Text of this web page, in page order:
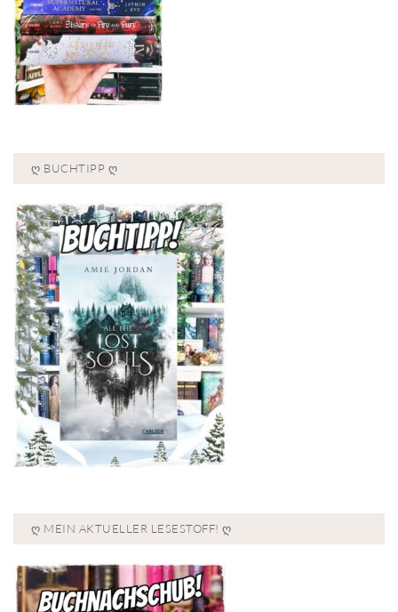
Ღ BUCHTIPP Ღ
Ღ MEIN AKTUELLER LESESTOFF! Ღ